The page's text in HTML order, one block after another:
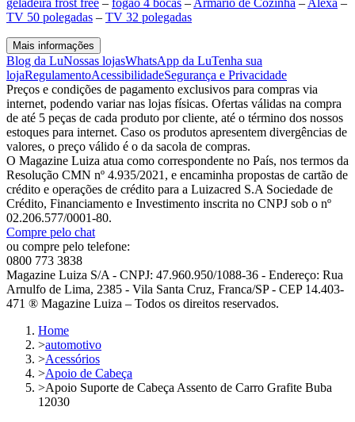
geladeira frost free – fogão 4 bocas – Armário de Cozinha – Alexa –
TV 50 polegadas – TV 32 polegadas
Mais informações
Blog da LuNossas lojasWhatsApp da LuTenha sua
lojaRegulamentoAcessibilidadeSegurança e Privacidade
Preços e condições de pagamento exclusivos para compras via
internet, podendo variar nas lojas físicas. Ofertas válidas na compra
de até 5 peças de cada produto por cliente, até o término dos nossos
estoques para internet. Caso os produtos apresentem divergências de
valores, o preço válido é o da sacola de compras.
O Magazine Luiza atua como correspondente no País, nos termos da
Resolução CMN nº 4.935/2021, e encaminha propostas de cartão de
crédito e operações de crédito para a Luizacred S.A Sociedade de
Crédito, Financiamento e Investimento inscrita no CNPJ sob o nº
02.206.577/0001-80.
Compre pelo chat
ou compre pelo telefone:
0800 773 3838
Magazine Luiza S/A - CNPJ: 47.960.950/1088-36 - Endereço: Rua
Arnulfo de Lima, 2385 - Vila Santa Cruz, Franca/SP - CEP 14.403-
471 ® Magazine Luiza – Todos os direitos reservados.
Home
>automotivo
>Acessórios
>Apoio de Cabeça
>Apoio Suporte de Cabeça Assento de Carro Grafite Buba
12030